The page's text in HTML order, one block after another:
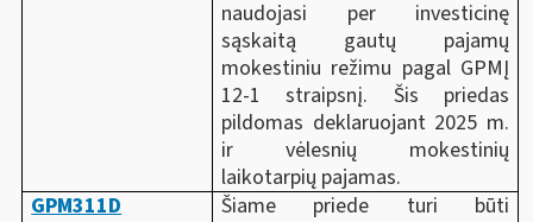
naudojasi per investicinę
sąskaitą gautų pajamų
mokestiniu režimu pagal GPMĮ
12-1 straipsnį. Šis priedas
pildomas deklaruojant 2025 m.
ir vėlesnių mokestinių
laikotarpių pajamas.
GPM311D
Šiame priede turi būti